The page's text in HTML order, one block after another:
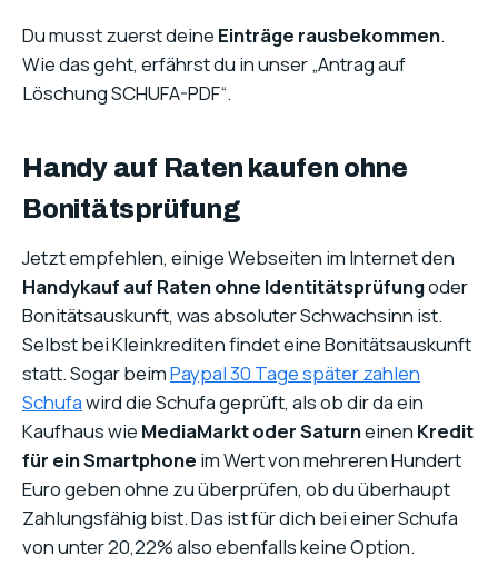
Du musst zuerst deine Einträge rausbekommen.
Wie das geht, erfährst du in unser „Antrag auf
Löschung SCHUFA-PDF“.
Handy auf Raten kaufen ohne
Bonitätsprüfung
Jetzt empfehlen, einige Webseiten im Internet den
Handykauf auf Raten ohne Identitätsprüfungoder
Bonitätsauskunft, was absoluter Schwachsinn ist.
Selbst bei Kleinkrediten findet eine Bonitätsauskunft
statt. Sogar beimPaypal 30 Tage später zahlen
Schufawird die Schufa geprüft, als ob dir da ein
Kaufhaus wie MediaMarkt oder Saturneinen Kredit
für ein Smartphone im Wert von mehreren Hundert
Euro geben ohne zu überprüfen, ob du überhaupt
Zahlungsfähig bist. Das ist für dich bei einer Schufa
von unter 20,22% also ebenfalls keine Option.